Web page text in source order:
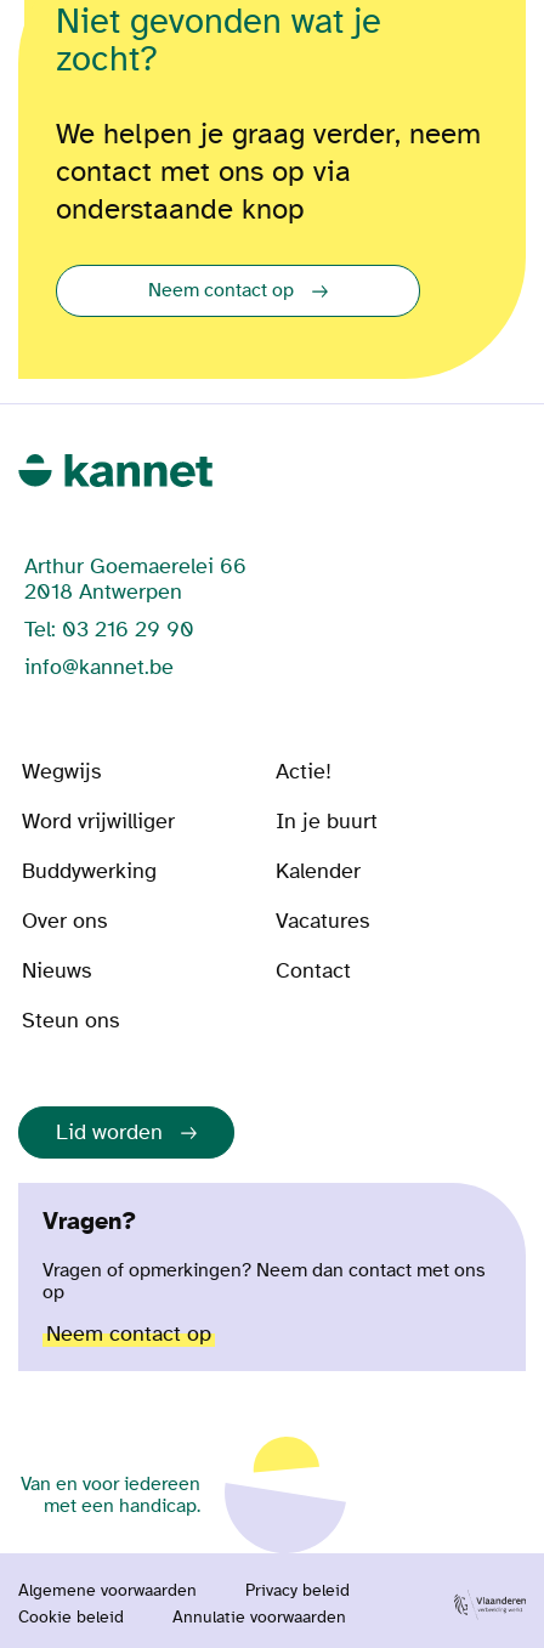
Niet gevonden wat je
zocht?
We helpen je graag verder, neem
contact met ons op via
onderstaande knop
Neem contact op
Arthur Goemaerelei 66
2018 Antwerpen
Tel: 03 216 29 90
info@kannet.be
Wegwijs
Actie!
Word vrijwilliger
In je buurt
Buddywerking
Kalender
Over ons
Vacatures
Nieuws
Contact
Steun ons
Lid worden
Vragen?
Vragen of opmerkingen? Neem dan contact met ons
op
Neem contact op
Van en voor iedereen
met een handicap.
Algemene voorwaarden
Privacy beleid
Cookie beleid
Annulatie voorwaarden